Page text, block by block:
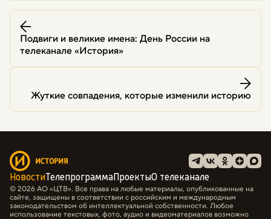
Подвиги и великие имена: День России на
телеканале «История»
Жуткие совпадения, которые изменили историю
Новости Телепрограмма ПроектыО телеканале
© 2026 АО «ЦТВ». Все права на любые материалы, опубликованные на
сайте, защищены в соответствии с российским и международным
законодательством об интеллектуальной собственности. Любое
использование текстовых, фото, аудио и видеоматериалов возможно